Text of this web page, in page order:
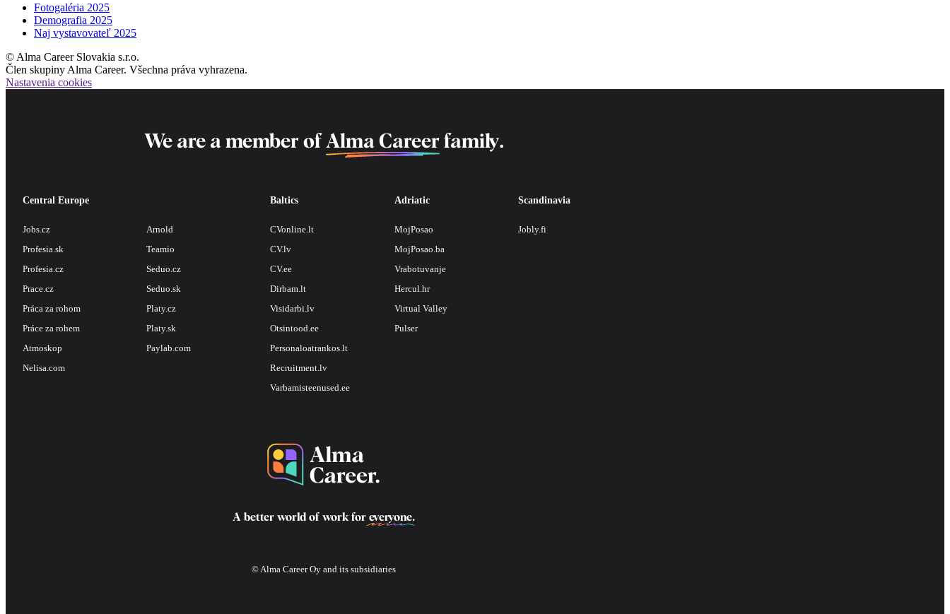
Fotogaléria 2025
Demografia 2025
Naj vystavovateľ 2025
© Alma Career Slovakia s.r.o.
Člen skupiny Alma Career. Všechna práva vyhrazena.
Nastavenia cookies
We are a member of Alma Careerfamily.
Central Europe
Jobs.cz
Profesia.sk
Profesia.cz
Prace.cz
Práca za rohom
Práce za rohem
Atmoskop
Nelisa.com
Arnold
Teamio
Seduo.cz
Seduo.sk
Platy.cz
Platy.sk
Paylab.com
Baltics
CVonline.lt
CV.lv
CV.ee
Dirbam.lt
Visidarbi.lv
Otsintood.ee
Personaloatrankos.lt
Recruitment.lv
Varbamisteenused.ee
Adriatic
MojPosao
MojPosao.ba
Vrabotuvanje
Hercul.hr
Virtual Valley
Pulser
Scandinavia
Jobly.fi
A better world of work for everyone.
© Alma Career Oy and its subsidiaries